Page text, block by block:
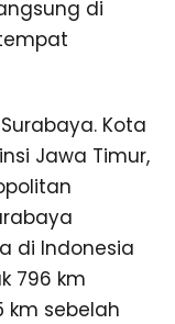
di
Kota
Jawa Timur,
di Indonesia
796 km
km sebelah